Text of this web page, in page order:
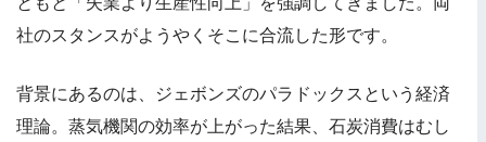
社のスタンスがようやくそこに合流した形です。
背景にあるのは、ジェボンズのパラドックスという経済
理論。蒸気機関の効率が上がった結果、石炭消費はむし